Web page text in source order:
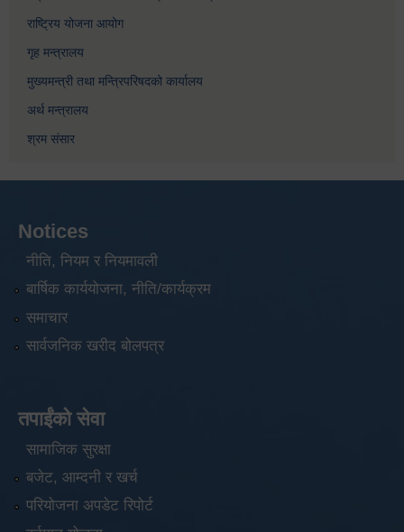
राष्ट्रिय योजना आयोग
गृह मन्त्रालय
मुख्यमन्त्री तथा मन्त्रिपरिषदको कार्यालय
अर्थ मन्त्रालय
श्रम संसार
Notices
नीति, नियम र नियमावली
बार्षिक कार्ययोजना, नीति/कार्यक्रम
समाचार
सार्वजनिक खरीद बोलपत्र
तपाईंको सेवा
सामाजिक सुरक्षा
बजेट, आम्दनी र खर्च
परियोजना अपडेट रिपोर्ट